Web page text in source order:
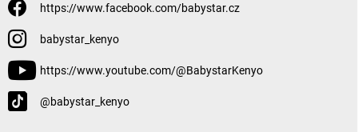
https://www.facebook.com/babystar.cz
babystar_kenyo
https://www.youtube.com/@BabystarKenyo
@babystar_kenyo